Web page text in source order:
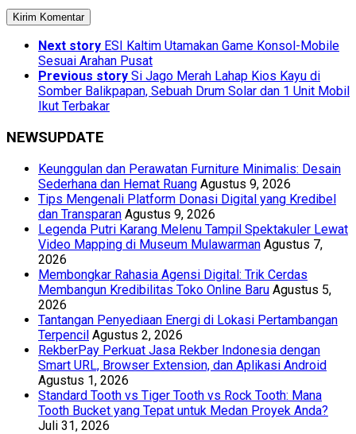
Next story ESI Kaltim Utamakan Game Konsol-Mobile
Sesuai Arahan Pusat
Previous story Si Jago Merah Lahap Kios Kayu di
Somber Balikpapan, Sebuah Drum Solar dan 1 Unit Mobil
Ikut Terbakar
NEWSUPDATE
Keunggulan dan Perawatan Furniture Minimalis: Desain
Sederhana dan Hemat Ruang Agustus 9, 2026
Tips Mengenali Platform Donasi Digital yang Kredibel
dan Transparan Agustus 9, 2026
Legenda Putri Karang Melenu Tampil Spektakuler Lewat
Video Mapping di Museum Mulawarman Agustus 7,
2026
Membongkar Rahasia Agensi Digital: Trik Cerdas
Membangun Kredibilitas Toko Online Baru Agustus 5,
2026
Tantangan Penyediaan Energi di Lokasi Pertambangan
Terpencil Agustus 2, 2026
RekberPay Perkuat Jasa Rekber Indonesia dengan
Smart URL, Browser Extension, dan Aplikasi Android
Agustus 1, 2026
Standard Tooth vs Tiger Tooth vs Rock Tooth: Mana
Tooth Bucket yang Tepat untuk Medan Proyek Anda?
Juli 31, 2026